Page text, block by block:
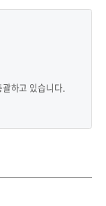
하고 있습니다.